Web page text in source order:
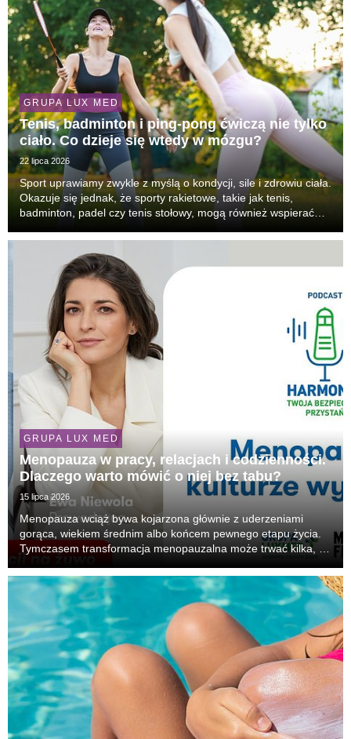
GRUPA LUX MED
Tenis, badminton i ping-pong ćwiczą nie tylko
ciało. Co dzieje się wtedy w mózgu?
22 lipca 2026
Sport uprawiamy zwykle z myślą o kondycji, sile i zdrowiu ciała.
Okazuje się jednak, że sporty rakietowe, takie jak tenis,
badminton, padel czy tenis stołowy, mogą również wspierać
pamięć roboczą, refleks, zdolność p...
GRUPA LUX MED
Menopauza w pracy, relacjach i codzienności.
Dlaczego warto mówić o niej bez tabu?
15 lipca 2026
Menopauza wciąż bywa kojarzona głównie z uderzeniami
gorąca, wiekiem średnim albo końcem pewnego etapu życia.
Tymczasem transformacja menopauzalna może trwać kilka, a
relacje, seksualność, pracę oraz poczucie spr...